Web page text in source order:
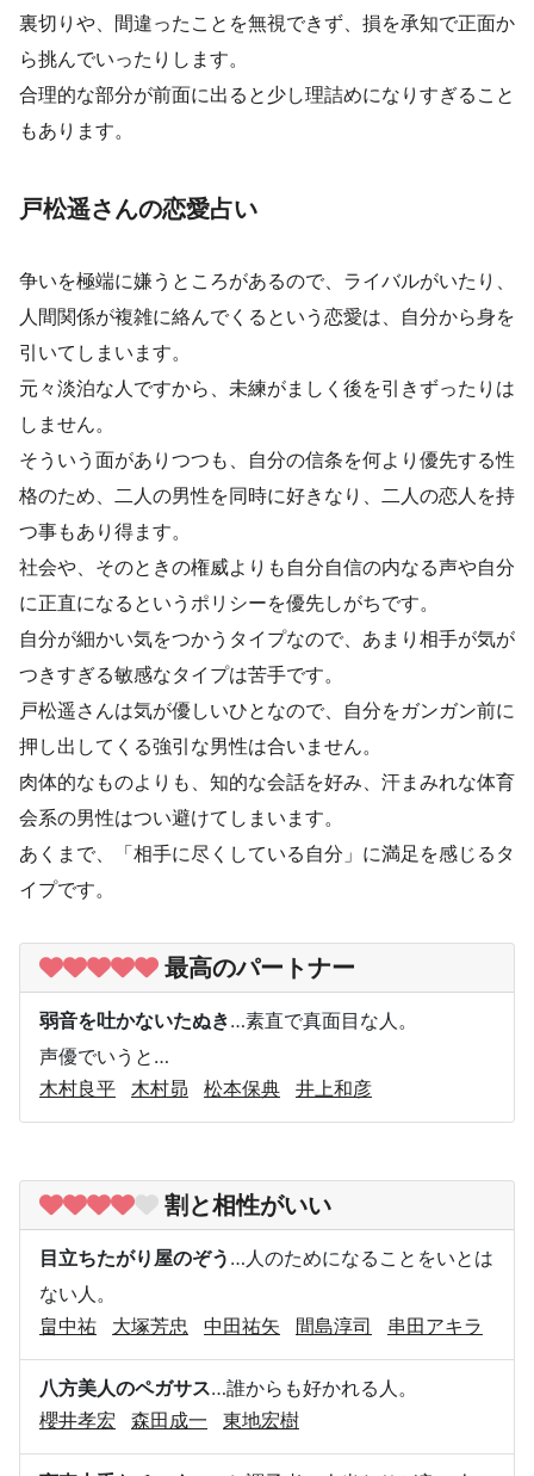
裏切りや、間違ったことを無視できず、損を承知で正面か
ら挑んでいったりします。
合理的な部分が前面に出ると少し理詰めになりすぎること
もあります。
戸松遥さんの恋愛占い
争いを極端に嫌うところがあるので、ライバルがいたり、
人間関係が複雑に絡んでくるという恋愛は、自分から身を
引いてしまいます。
元々淡泊な人ですから、未練がましく後を引きずったりは
しません。
そういう面がありつつも、自分の信条を何より優先する性
格のため、二人の男性を同時に好きなり、二人の恋人を持
つ事もあり得ます。
社会や、そのときの権威よりも自分自信の内なる声や自分
に正直になるというポリシーを優先しがちです。
自分が細かい気をつかうタイプなので、あまり相手が気が
つきすぎる敏感なタイプは苦手です。
戸松遥さんは気が優しいひとなので、自分をガンガン前に
押し出してくる強引な男性は合いません。
肉体的なものよりも、知的な会話を好み、汗まみれな体育
会系の男性はつい避けてしまいます。
あくまで、「相手に尽くしている自分」に満足を感じるタ
イプです。
最高のパートナー
弱音を吐かないたぬき…素直で真面目な人。
声優でいうと…
木村良平
木村昴 松本保典 井上和彦
割と相性がいい
目立ちたがり屋のぞう …人のためになることをいとは
ない人。
畠中祐
大塚芳忠 中田祐矢 間島淳司 串田アキラ
八方美人のペガサス…誰からも好かれる人。
櫻井孝宏
森田成一 東地宏樹